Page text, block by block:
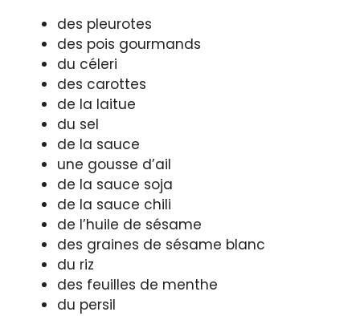
des pleurotes
des pois gourmands
du céleri
des carottes
de la laitue
du sel
de la sauce
une gousse d’ail
de la sauce soja
de la sauce chili
de l’huile de sésame
des graines de sésame blanc
du riz
des feuilles de menthe
du persil